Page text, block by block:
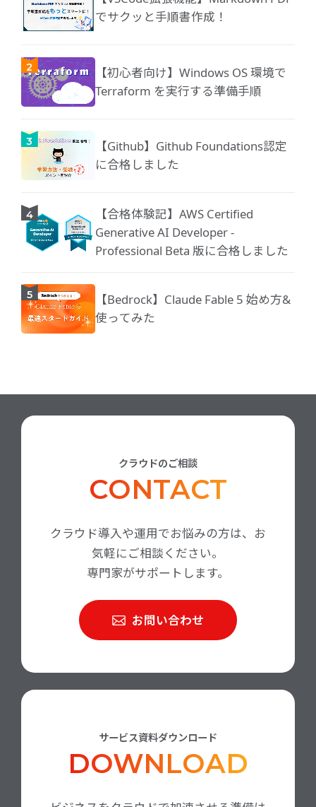
でサクッと手順書作成！
【初心者向け】Windows OS 環境で
Terraform を実行する準備手順
【Github】Github Foundations認定
に合格しました
【合格体験記】AWS Certified
Generative AI Developer -
Professional Beta 版に合格しました
【Bedrock】Claude Fable 5 始め方&
使ってみた
クラウドのご相談
CONTACT
クラウド導入や運用でお悩みの方は、お
気軽にご相談ください。
専門家がサポートします。
お問い合わせ
サービス資料ダウンロード
DOWNLOAD